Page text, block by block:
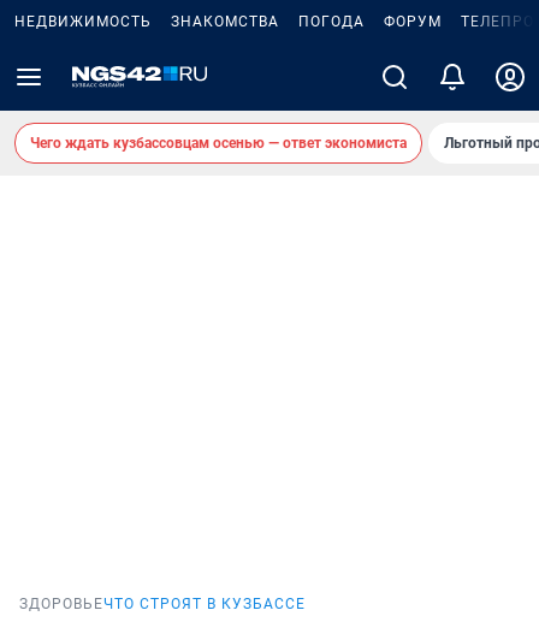
НЕДВИЖИМОСТЬ ЗНАКОМСТВА ПОГОДА ФОРУМ
Чего ждать кузбассовцам осенью — ответ экономиста Льготный
ЗДОРОВЬЕЧТО СТРОЯТ В КУЗБАССЕ